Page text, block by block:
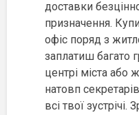
доставки
призначення.
офіс поряд з
заплатиш багато
центрі міста або
натовп
всі твої